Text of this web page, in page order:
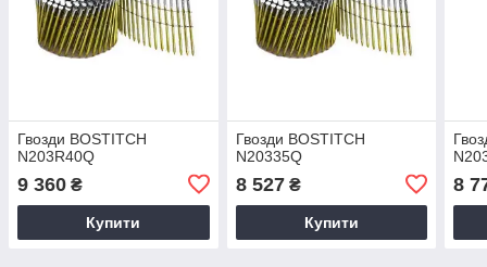
Гвозди BOSTITCH
N203R40Q
9 360 ₴
Купити
Гвозди BOSTITCH
N20335Q
8 527₴
Купити
8